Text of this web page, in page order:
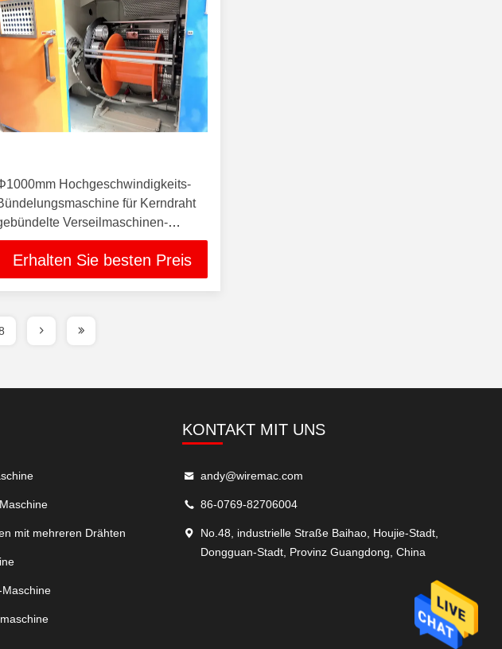
Hochgeschwindigkeits-
für Kerndraht
Verseilmaschinen-
Erhalten Sie besten Preis
mit mehreren Drähten
KONTAKT MIT UNS
andy@wiremac.com
86-0769-82706004
No.48, industrielle Straße Baihao, Houjie-Stadt,
Dongguan-Stadt, Provinz Guangdong, China